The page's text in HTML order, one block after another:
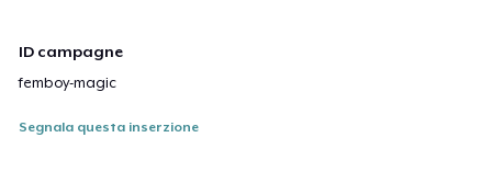
ID campagne
femboy-magic
Segnala questa inserzione